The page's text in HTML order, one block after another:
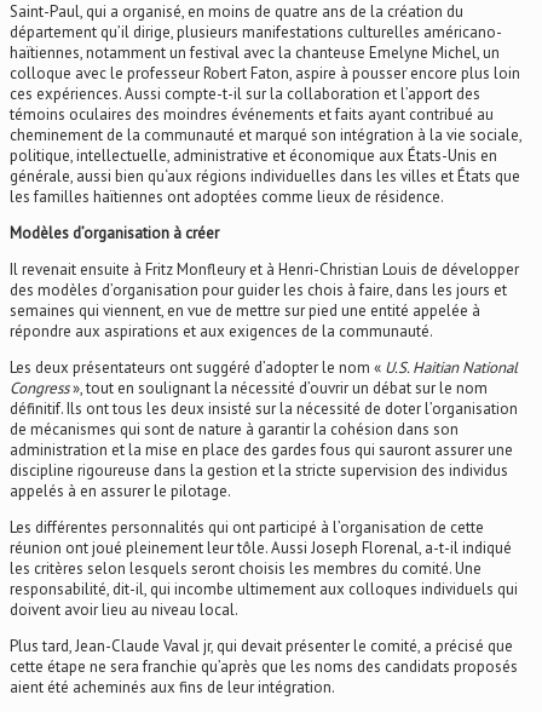
Saint-Paul, qui a organisé, en moins de quatre ans de la création du
département qu’il dirige, plusieurs manifestations culturelles américano-
haïtiennes, notamment un festival avec la chanteuse Emelyne Michel, un
colloque avec le professeur Robert Faton, aspire à pousser encore plus loin
ces expériences. Aussi compte-t-il sur la collaboration et l’apport des
témoins oculaires des moindres événements et faits ayant contribué au
cheminement de la communauté et marqué son intégration à la vie sociale,
politique, intellectuelle, administrative et économique aux États-Unis en
générale, aussi bien qu‘aux régions individuelles dans les villes et États que
les familles haïtiennes ont adoptées comme lieux de résidence.
Modèles d’organisation à créer
Il revenait ensuite à Fritz Monfleury et à Henri-Christian Louis de développer
des modèles d’organisation pour guider les chois à faire, dans les jours et
semaines qui viennent, en vue de mettre sur pied une entité appelée à
répondre aux aspirations et aux exigences de la communauté.
Les deux présentateurs ont suggéré d’adopter le nom « U.S. Haitian National
Congress», tout en soulignant la nécessité d’ouvrir un débat sur le nom
définitif. Ils ont tous les deux insisté sur la nécessité de doter l’organisation
de mécanismes qui sont de nature à garantir la cohésion dans son
administration et la mise en place des gardes fous qui sauront assurer une
discipline rigoureuse dans la gestion et la stricte supervision des individus
appelés à en assurer le pilotage.
Les différentes personnalités qui ont participé à l’organisation de cette
réunion ont joué pleinement leur tôle. Aussi Joseph Florenal, a-t-il indiqué
les critères selon lesquels seront choisis les membres du comité. Une
responsabilité, dit-il, qui incombe ultimement aux colloques individuels qui
doivent avoir lieu au niveau local.
Plus tard, Jean-Claude Vaval jr, qui devait présenter le comité, a précisé que
cette étape ne sera franchie qu’après que les noms des candidats proposés
aient été acheminés aux fins de leur intégration.